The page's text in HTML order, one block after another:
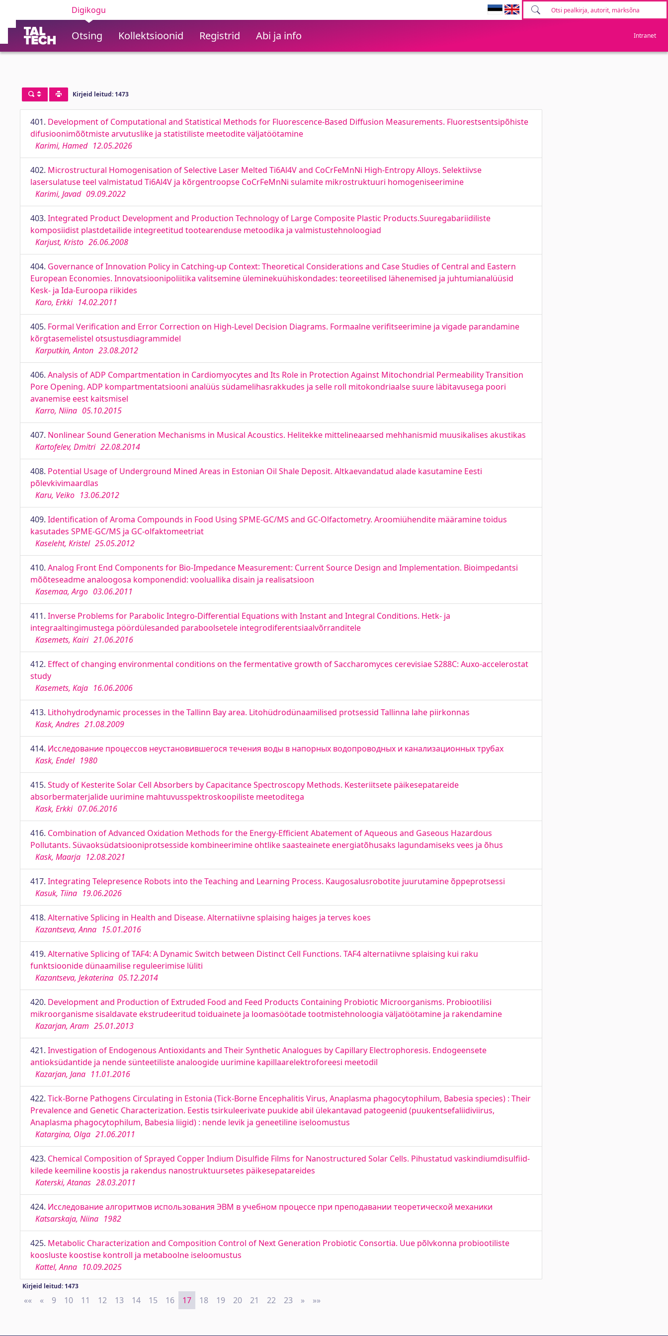
Digikogu
Otsing Kollektsioonid Registrid Abi ja info Intranet
Kirjeid leitud: 1473
401. Development of Computational and Statistical Methods for Fluorescence-Based Diffusion Measurements. Fluorestsentsipõhiste
difusioonimõõtmiste arvutuslike ja statistiliste meetodite väljatöötamine
Karimi, Hamed 12.05.2026
402. Microstructural Homogenisation of Selective Laser Melted Ti6Al4V and CoCrFeMnNi High-Entropy Alloys. Selektiivse
lasersulatuse teel valmistatud Ti6Al4V ja kõrgentroopse CoCrFeMnNi sulamite mikrostruktuuri homogeniseerimine
Karimi, Javad 09.09.2022
403. Integrated Product Development and Production Technology of Large Composite Plastic Products.Suuregabariidiliste
komposiidist plastdetailide integreetitud tootearenduse metoodika ja valmistustehnoloogiad
Karjust, Kristo 26.06.2008
404. Governance of Innovation Policy in Catching-up Context: Theoretical Considerations and Case Studies of Central and Eastern
European Economies. Innovatsioonipoliitika valitsemine üleminekuühiskondades: teoreetilised lähenemised ja juhtumianalüüsid
Kesk- ja Ida-Euroopa riikides
Karo, Erkki 14.02.2011
405. Formal Verification and Error Correction on High-Level Decision Diagrams. Formaalne verifitseerimine ja vigade parandamine
kõrgtasemelistel otsustusdiagrammidel
Karputkin, Anton 23.08.2012
406. Analysis of ADP Compartmentation in Cardiomyocytes and Its Role in Protection Against Mitochondrial Permeability Transition
Pore Opening. ADP kompartmentatsiooni analüüs südamelihasrakkudes ja selle roll mitokondriaalse suure läbitavusega poori
avanemise eest kaitsmisel
Karro, Niina 05.10.2015
407. Nonlinear Sound Generation Mechanisms in Musical Acoustics. Helitekke mittelineaarsed mehhanismid muusikalises akustikas
Kartofelev, Dmitri 22.08.2014
408. Potential Usage of Underground Mined Areas in Estonian Oil Shale Deposit. Altkaevandatud alade kasutamine Eesti
põlevkivimaardlas
Karu, Veiko 13.06.2012
409. Identification of Aroma Compounds in Food Using SPME-GC/MS and GC-Olfactometry. Aroomiühendite määramine toidus
kasutades SPME-GC/MS ja GC-olfaktomeetriat
Kaseleht, Kristel 25.05.2012
410. Analog Front End Components for Bio-Impedance Measurement: Current Source Design and Implementation. Bioimpedantsi
mõõteseadme analoogosa komponendid: vooluallika disain ja realisatsioon
Kasemaa, Argo 03.06.2011
411. Inverse Problems for Parabolic Integro-Differential Equations with Instant and Integral Conditions. Hetk- ja
integraaltingimustega pöördülesanded paraboolsetele integrodiferentsiaalvõrranditele
Kasemets, Kairi 21.06.2016
412. Effect of changing environmental conditions on the fermentative growth of Saccharomyces cerevisiae S288C: Auxo-accelerostat
study
Kasemets, Kaja 16.06.2006
413. Lithohydrodynamic processes in the Tallinn Bay area. Litohüdrodünaamilised protsessid Tallinna lahe piirkonnas
Kask, Andres 21.08.2009
414. Исследование процессов неустановившегося течения воды в напорных водопроводных и канализационных трубах
Kask, Endel 1980
415. Study of Kesterite Solar Cell Absorbers by Capacitance Spectroscopy Methods. Kesteriitsete päikesepatareide
absorbermaterjalide uurimine mahtuvusspektroskoopiliste meetoditega
Kask, Erkki 07.06.2016
416. Combination of Advanced Oxidation Methods for the Energy-Efficient Abatement of Aqueous and Gaseous Hazardous
Pollutants. Süvaoksüdatsiooniprotsesside kombineerimine ohtlike saasteainete energiatõhusaks lagundamiseks vees ja õhus
Kask, Maarja 12.08.2021
417. Integrating Telepresence Robots into the Teaching and Learning Process. Kaugosalusrobotite juurutamine õppeprotsessi
Kasuk, Tiina 19.06.2026
418. Alternative Splicing in Health and Disease. Alternatiivne splaising haiges ja terves koes
Kazantseva, Anna 15.01.2016
419. Alternative Splicing of TAF4: A Dynamic Switch between Distinct Cell Functions. TAF4 alternatiivne splaising kui raku
funktsioonide dünaamilise reguleerimise lüliti
Kazantseva, Jekaterina 05.12.2014
420. Development and Production of Extruded Food and Feed Products Containing Probiotic Microorganisms. Probiootilisi
mikroorganisme sisaldavate ekstrudeeritud toiduainete ja loomasöötade tootmistehnoloogia väljatöötamine ja rakendamine
Kazarjan, Aram 25.01.2013
421. Investigation of Endogenous Antioxidants and Their Synthetic Analogues by Capillary Electrophoresis. Endogeensete
antioksüdantide ja nende sünteetiliste analoogide uurimine kapillaarelektroforeesi meetodil
Kazarjan, Jana 11.01.2016
422. Tick-Borne Pathogens Circulating in Estonia (Tick-Borne Encephalitis Virus, Anaplasma phagocytophilum, Babesia species) : Their
Prevalence and Genetic Characterization. Eestis tsirkuleerivate puukide abil ülekantavad patogeenid (puukentsefaliidiviirus,
Anaplasma phagocytophilum, Babesia liigid) : nende levik ja geneetiline iseloomustus
Katargina, Olga 21.06.2011
423. Chemical Composition of Sprayed Copper Indium Disulfide Films for Nanostructured Solar Cells. Pihustatud vaskindiumdisulfiid-
kilede keemiline koostis ja rakendus nanostruktuursetes päikesepatareides
Katerski, Atanas 28.03.2011
424. Исследование алгоритмов использования ЭВМ в учебном процессе при преподавании теоретической механики
Katsarskaja, Niina 1982
425. Metabolic Characterization and Composition Control of Next Generation Probiotic Consortia. Uue põlvkonna probiootiliste
koosluste koostise kontroll ja metaboolne iseloomustus
Kattel, Anna 10.09.2025
Kirjeid leitud: 1473
«« First
« Previous
9 10 11 12 13 14 15 16 17 18 19 20 21 22 23 » Next
»»